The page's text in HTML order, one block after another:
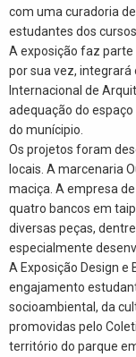
com uma curadoria
estudantes dos
A exposição faz parte
por sua vez, integrará
Internacional de
adequação do
do munícipio.
Os projetos foram
locais. A marcenaria
maciça. A empresa
quatro bancos em
diversas peças,
especialmente
A Exposição Design
engajamento
socioambiental, da
promovidas pelo
território do parque